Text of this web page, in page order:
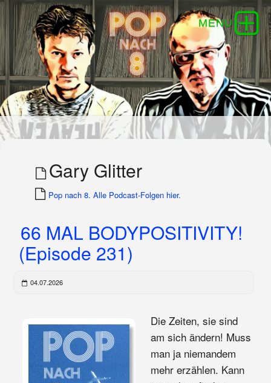
Gary Glitter
Pop nach 8. Alle Podcast-Folgen hier.
66 MAL BODYPOSITIVITY!
(Episode 231)
04.07.2026
Die Zeiten, sie sind
am sich ändern! Muss
man ja niemandem
mehr erzählen. Kann